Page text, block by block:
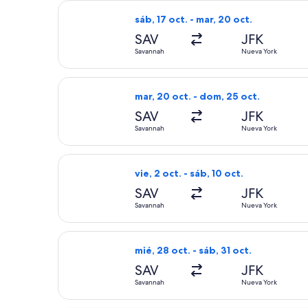
sáb, 17 oct. - mar, 20 oct.
SAV
Savannah
JFK
Nueva York
Seleccionar vuelo de JetBlue
mar, 20 oct. - dom, 25 oct.
SAV
Savannah
JFK
Nueva York
Seleccionar vuelo de American
vie, 2 oct. - sáb, 10 oct.
SAV
Savannah
JFK
Nueva York
Seleccionar vuelo de Delta, con
mié, 28 oct. - sáb, 31 oct.
SAV
Savannah
JFK
Nueva York
Seleccionar vuelo de Delta, con